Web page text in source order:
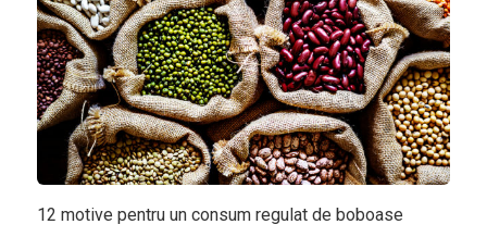
Internațională
Europeană
Italiană
Nord-Americană
Mexicană
Chineză
12 motive pentru un consum regulat de boboase